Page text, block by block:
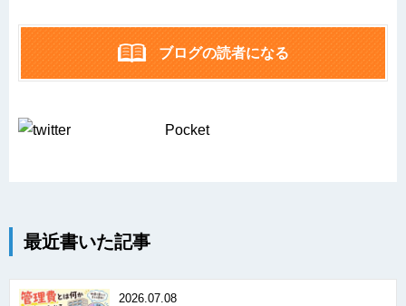
ブログの読者になる
Pocket
最近書いた記事
2026.07.08